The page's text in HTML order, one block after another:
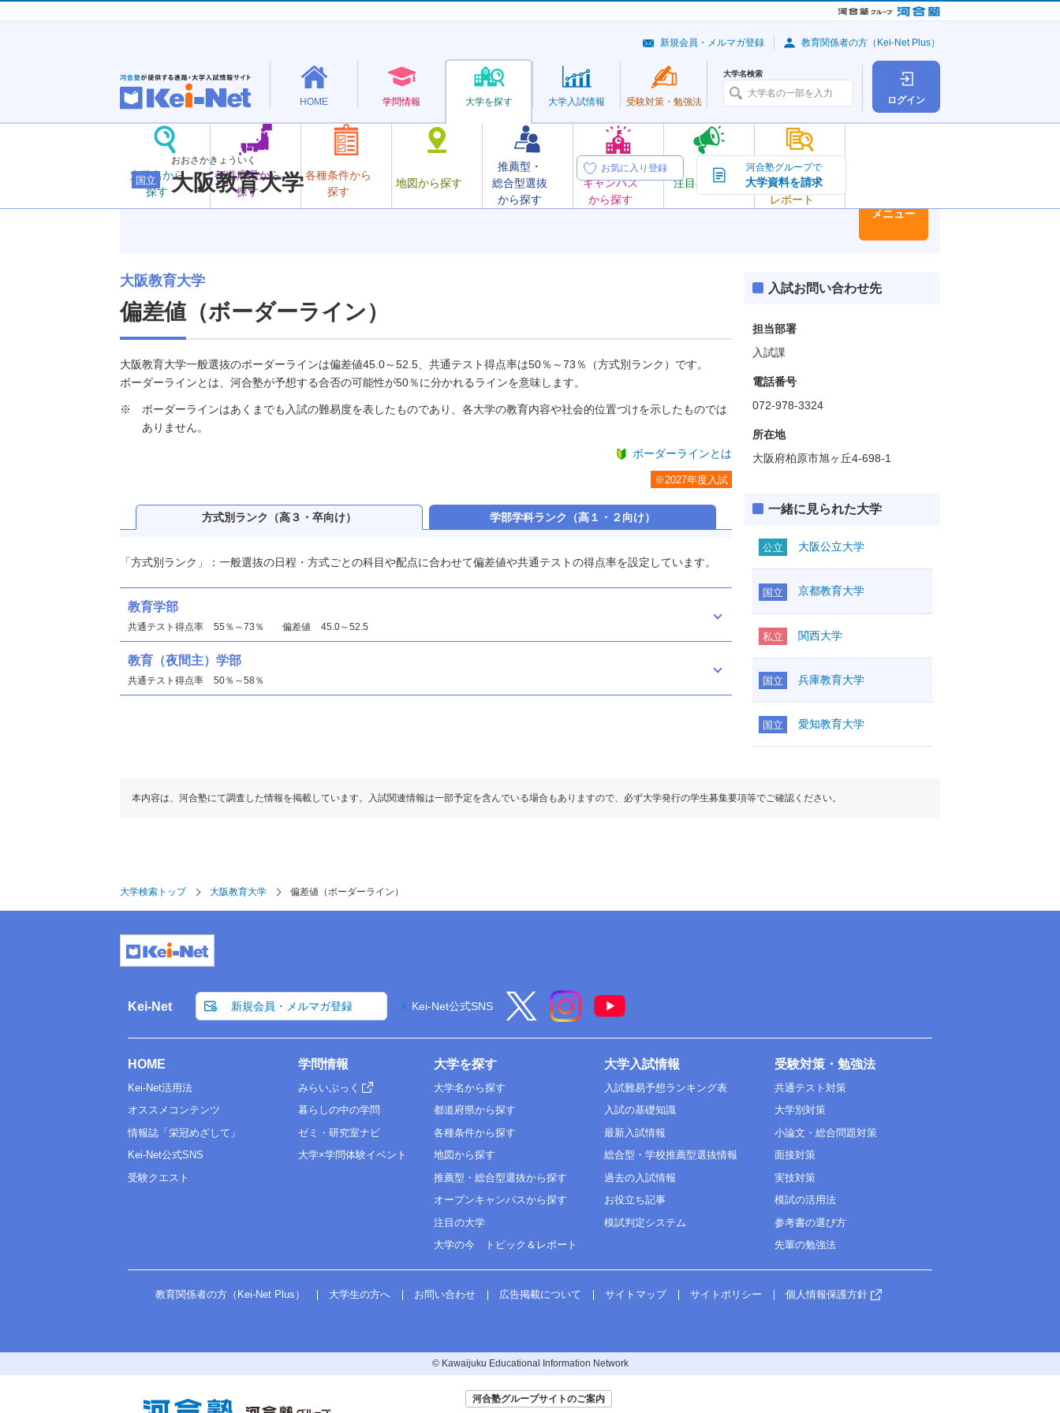
ログイン
HOME 学問情報 大学を探す
大学名から
探す
都道府県から
探す
各種条件から
探す
地図から探す
推薦型・
総合型選抜
から探す
オープン
キャンパス
から探す
注目の大学
大学の今
トピック＆
レポート
大学入試情報 受験対策・ 勉強法
大学名検索
新規会員・メルマガ登録 教育関係者の方（Kei-Net Plus）
国立
おおさかきょういく
大阪教育大学
お気に入り登録 河合塾グループで
大学資料を請求
メニュー
大阪教育大学
偏差値（ボーダーライン）
大阪教育大学一般選抜のボーダーラインは偏差値45.0～52.5、共通テスト得点率は50％～73％（方式別ランク）です。
ボーダーラインとは、河合塾が予想する合否の可能性が50％に分かれるラインを意味します。
ボーダーラインはあくまでも入試の難易度を表したものであり、各大学の教育内容や社会的位置づけを示したものでは
ありません。
ボーダーラインとは
※2027年度入試
方式別ランク （高３・卒向け） 学部学科ランク （高１・２向け）
「方式別ランク」：一般選抜の日程・方式ごとの科目や配点に合わせて偏差値や共通テストの得点率を設定しています。
教育学部
共通テスト得点率 55％～73％ 偏差値 45.0～52.5
教育（夜間主）学部
共通テスト得点率 50％～58％
偏差値 40.0～50.0
入試お問い合わせ先
担当部署
入試課
電話番号
072-978-3324
所在地
大阪府柏原市旭ヶ丘4-698-1
一緒に見られた大学
公立 大阪公立大学
国立 京都教育大学
私立 関西大学
国立 兵庫教育大学
国立 愛知教育大学
本内容は、河合塾にて調査した情報を掲載しています。入試関連情報は一部予定を含んでいる場合もありますので、必ず大学発行の学生募集要項等でご確認ください。
大学検索トップ 大阪教育大学 偏差値（ボーダーライン）
Kei-Net 新規会員・メルマガ登録 Kei-Net公式SNS
HOME
Kei-Net活用法
オススメコンテンツ
情報誌「栄冠めざして」
Kei-Net公式SNS
受験クエスト
学問情報
みらいぶっく
暮らしの中の学問
ゼミ・研究室ナビ
大学×学問体験イベント
大学を探す
大学名から探す
都道府県から探す
各種条件から探す
地図から探す
推薦型・総合型選抜から探す
オープンキャンパスから探す
注目の大学
大学の今 トピック＆レポート
大学入試情報
入試難易予想ランキング表
入試の基礎知識
最新入試情報
総合型・学校推薦型選抜情報
過去の入試情報
お役立ち記事
模試判定システム
受験対策・勉強法
共通テスト対策
大学別対策
小論文・総合問題対策
面接対策
実技対策
模試の活用法
参考書の選び方
先輩の勉強法
教育関係者の方（Kei-Net Plus） 大学生の方へ お問い合わせ 広告掲載について サイトマップ サイトポリシー 個人情報保護方針
© Kawaijuku Educational Information Network
河合塾グループサイトのご案内